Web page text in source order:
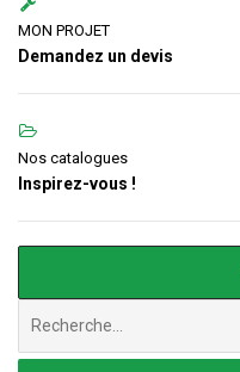
MON PROJET
Demandez un devis
Nos catalogues
Inspirez-vous !